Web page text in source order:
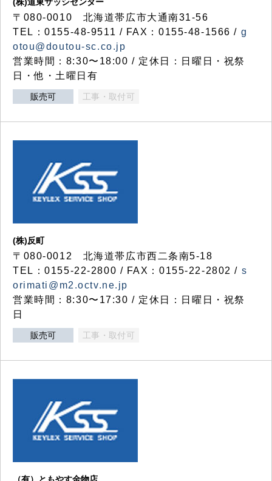
〒080-0010 北海道帯広市大通南31-56
TEL：0155-48-9511 / FAX：0155-48-1566 / g
otou@doutou-sc.co.jp
営業時間：8:30〜18:00 / 定休日：日曜日・祝祭
日・他・土曜日有
販売可 工事・取付可
(株)反町
〒080-0012 北海道帯広市西二条南5-18
TEL：0155-22-2800 / FAX：0155-22-2802 / s
orimati@m2.octv.ne.jp
営業時間：8:30〜17:30 / 定休日：日曜日・祝祭
日
販売可 工事・取付可